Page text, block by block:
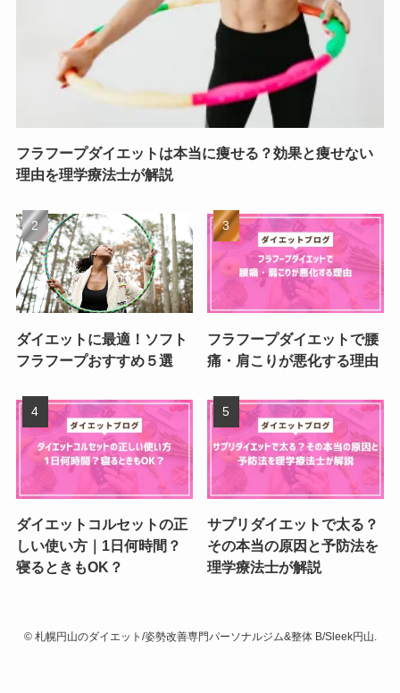
フラフープダイエットは本当に痩せる？効果と痩せない
理由を理学療法士が解説
ダイエットに最適！ソフト
フラフープおすすめ５選
フラフープダイエットで腰
痛・肩こりが悪化する理由
ダイエットコルセットの正
しい使い方｜1日何時間？
寝るときもOK？
サプリダイエットで太る？
その本当の原因と予防法を
理学療法士が解説
©札幌円山のダイエット/姿勢改善専門パーソナルジム&整体 B/Sleek円山.